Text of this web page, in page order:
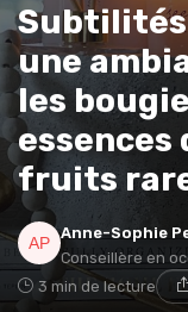
Subtilités
une
les
essences
fruits
Anne-Sophie
Conseillère en
3 min de lecture